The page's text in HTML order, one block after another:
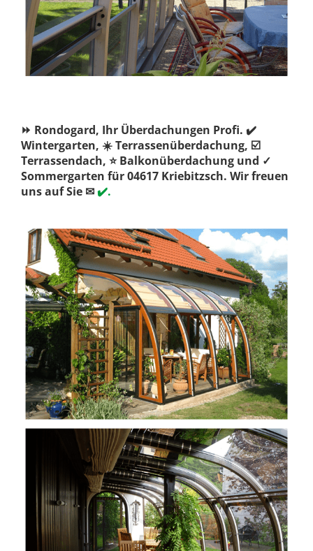
⏩ Rondogard, Ihr Überdachungen Profi. ✔️
Wintergarten, ☀️ Terrassenüberdachung, ☑️
Terrassendach, ⭐ Balkonüberdachung und ✓
Sommergarten für 04617 Kriebitzsch. Wir freuen
uns auf Sie ✉✔️.